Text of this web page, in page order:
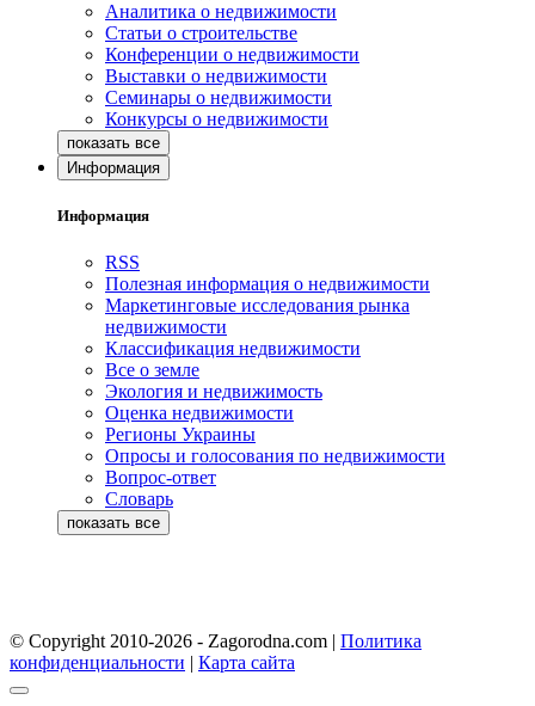
Аналитика о недвижимости
Статьи о строительстве
Конференции о недвижимости
Выставки о недвижимости
Семинары о недвижимости
Конкурсы о недвижимости
Информация
Информация
RSS
Полезная информация о недвижимости
Маркетинговые исследования рынка
недвижимости
Классификация недвижимости
Все о земле
Экология и недвижимость
Оценка недвижимости
Регионы Украины
Опросы и голосования по недвижимости
Вопрос-ответ
Словарь
© Copyright 2010-2026 - Zagorodna.com | Политика
конфиденциальности | Карта сайта